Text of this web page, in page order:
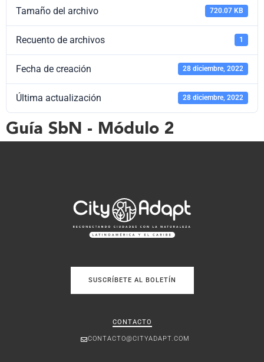
Tamaño del archivo 720.07 KB
Recuento de archivos 1
Fecha de creación 28 diciembre, 2022
Última actualización 28 diciembre, 2022
Guía SbN - Módulo 2
SUSCRÍBETE AL BOLETÍN
CONTACTO
CONTACTO@CITYADAPT.COM